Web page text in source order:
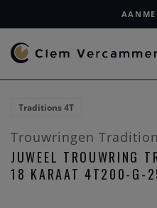
Traditions 4T
Trouwringen
JUWEEL TROUWRING
18 KARAAT 4T200-G-